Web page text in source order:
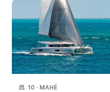
10 · MAHÉ